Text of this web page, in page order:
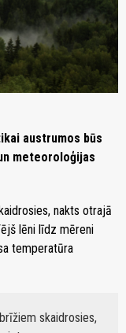
austrumos būs
meteoroloģijas
nakts otrajā
lēni līdz mēreni
temperatūra
skaidrosies,